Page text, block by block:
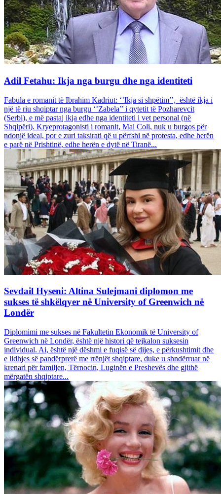
Adil Fetahu: Ikja nga burgu dhe nga identiteti
Fabula e romanit të Ibrahim Kadriut: ‘’Ikja si shpëtim’’, është ikja i
një të riu shqiptar nga burgu ‘’Zabela’’ i qytetit të Pozharevcit
(Serbi), e më pastaj ikja edhe nga identiteti i vet personal (në
Shqipëri). Kryeprotagonisti i romanit, Mal Coli, nuk u burgos për
ndonjë ideal, por e zuri taksirati që u përfshi në protesta, edhe herën
e parë në Prishtinë, edhe herën e dytë në Tiranë...
Sevdail Hyseni: Altina Sulejmani diplomon me
sukses të shkëlqyer në University of Greenwich në
Londër
Diplomimi me sukses në Fakultetin Ekonomik të University of
Greenwich në Londër, është një histori që tejkalon suksesin
individual. Ai, është një dëshmi e fuqisë së dijes, e përkushtimit dhe
e lidhjes së pandërprerë me rrënjët shqiptare, duke u shndërruar në
krenari për familjen, Tërnocin, Luginën e Preshevës dhe gjithë
mërgatën shqiptare...